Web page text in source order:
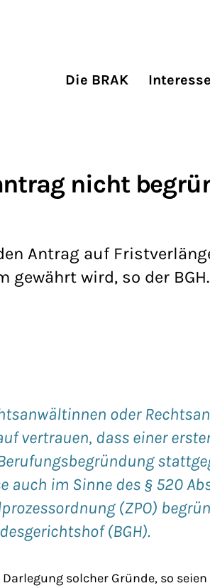
Die BRAK
nicht
Antrag auf
gewährt wird, so der BGH.
oder
vertrauen, dass einer
auch im Sinne des § 520
(ZPO)
(BGH).
Darlegung solcher Gründe, so